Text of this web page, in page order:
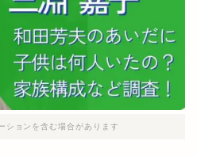
ションを含む場合があります